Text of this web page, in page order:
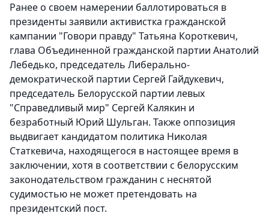
Ранее о своем намерении баллотироваться в
президенты заявили активистка гражданской
кампании "Говори правду" Татьяна Короткевич,
глава Объединенной гражданской партии Анатолий
Лебедько, председатель Либерально-
демократической партии Сергей Гайдукевич,
председатель Белорусской партии левых
"Справедливый мир" Сергей Калякин и
безработный Юрий Шульган. Также оппозиция
выдвигает кандидатом политика Николая
Статкевича, находящегося в настоящее время в
заключении, хотя в соответствии с белорусским
законодательством гражданин с неснятой
судимостью не может претендовать на
президентский пост.